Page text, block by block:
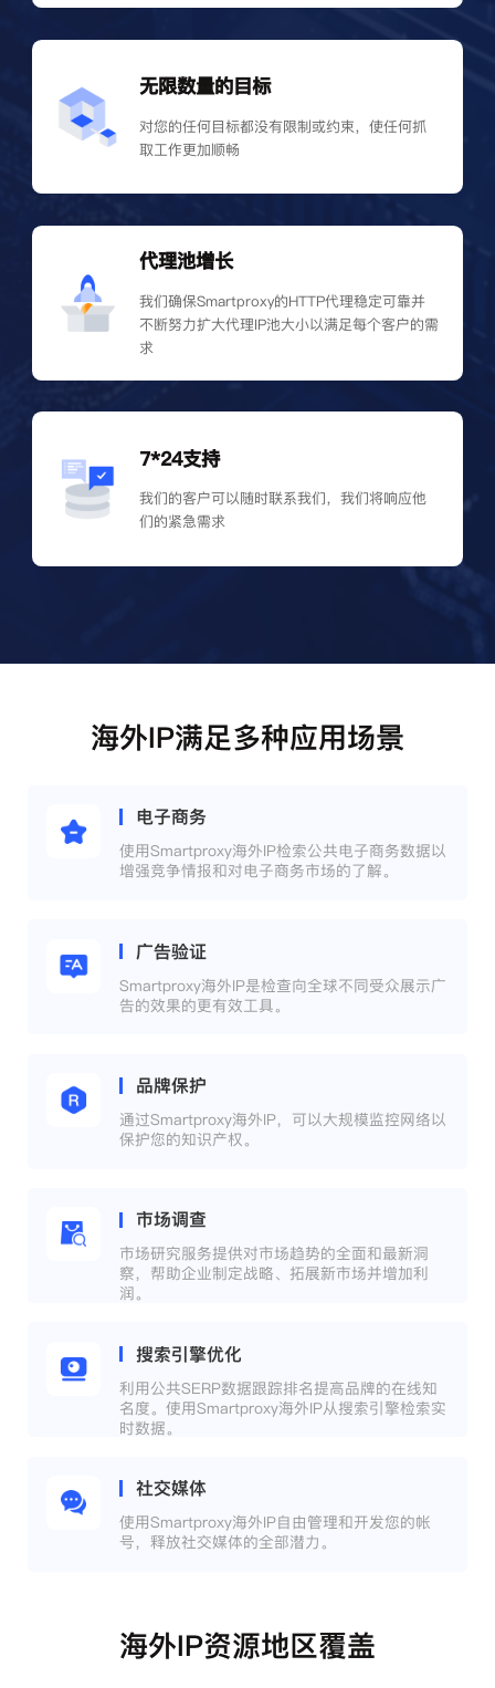
无限数量的目标
对您的任何目标都没有限制或约束，使任何抓
取工作更加顺畅
代理池增长
我们确保Smartproxy的HTTP代理稳定可靠并
不断努力扩大代理IP池大小以满足每个客户的需
求
7*24支持
我们的客户可以随时联系我们，我们将响应他
们的紧急需求
海外IP满足多种应用场景
电子商务
使用Smartproxy海外IP检索公共电子商务数据以
增强竞争情报和对电子商务市场的了解。
广告验证
Smartproxy海外IP是检查向全球不同受众展示广
告的效果的更有效工具。
品牌保护
通过Smartproxy海外IP，可以大规模监控网络以
保护您的知识产权。
市场调查
市场研究服务提供对市场趋势的全面和最新洞
察，帮助企业制定战略、拓展新市场并增加利
润。
搜索引擎优化
利用公共SERP数据跟踪排名提高品牌的在线知
名度。使用Smartproxy海外IP从搜索引擎检索实
时数据。
社交媒体
使用Smartproxy海外IP自由管理和开发您的帐
号，释放社交媒体的全部潜力。
海外IP资源地区覆盖